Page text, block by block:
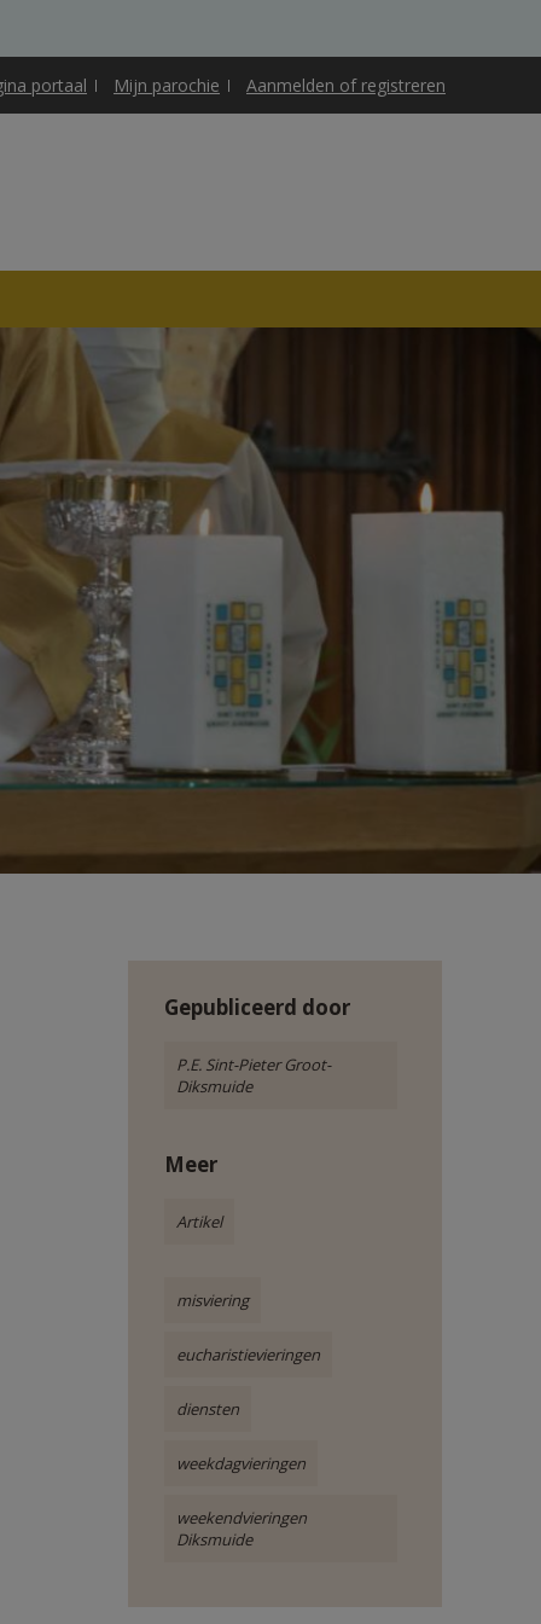
portaal Mijn parochie Aanmelden of registreren
Gepubliceerd door
P.E. Sint-Pieter Groot-
Diksmuide
Meer
Artikel
misviering
eucharistievieringen
diensten
weekdagvieringen
weekendvieringen
Diksmuide